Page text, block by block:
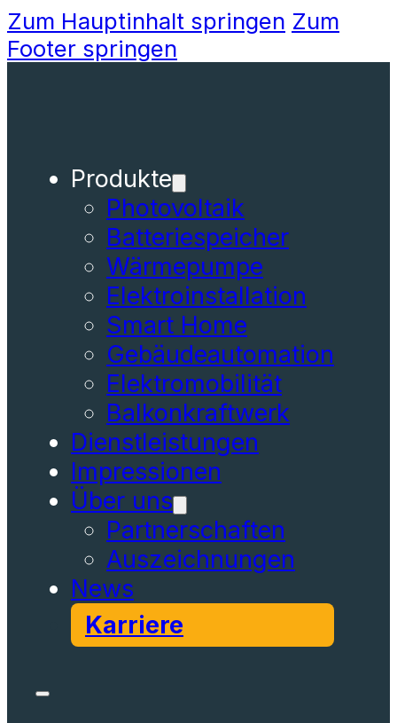
Zum Hauptinhalt springen Zum
Footer springen
Produkte
Photovoltaik
Batteriespeicher
Wärmepumpe
Elektroinstallation
Smart Home
Gebäudeautomation
Elektromobilität
Balkonkraftwerk
Dienstleistungen
Impressionen
Über uns
Partnerschaften
Auszeichnungen
News
Karriere